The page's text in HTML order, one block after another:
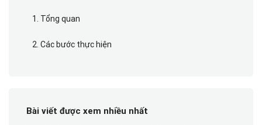
1. Tổng quan
2. Các bước thực hiện
Bài viết được xem nhiều nhất